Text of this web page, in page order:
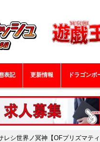
表記 更新情報 ドラゴンボ
レシ世界ノ冥神【OFプリズマテ